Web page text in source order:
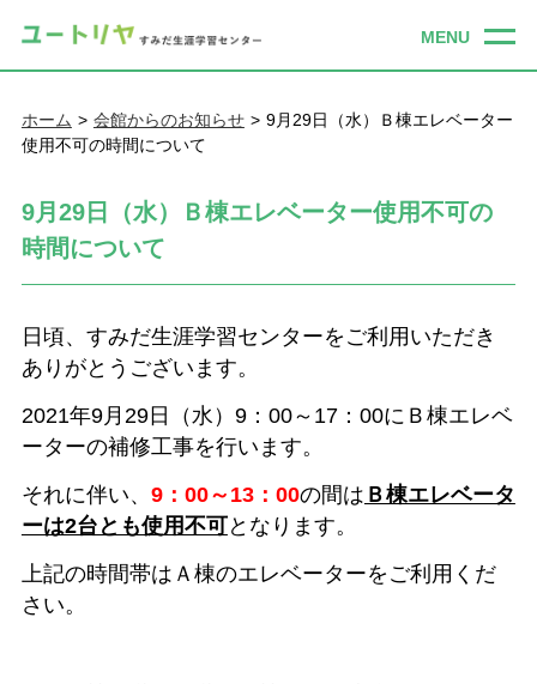
ホーム 会館からのお知らせ
9月29日（水）Ｂ棟エレベーター
使用不可の時間について
9月29日（水）Ｂ棟エレベーター使用不可の
時間について
日頃、すみだ生涯学習センターをご利用いただき
ありがとうございます。
2021年9月29日（水）9：00～17：00にＢ棟エレベ
ーターの補修工事を行います。
それに伴い、 9：00～13：00の間は Ｂ棟エレベータ
ーは2台とも使用不可となります。
上記の時間帯はＡ棟のエレベーターをご利用くだ
さい。